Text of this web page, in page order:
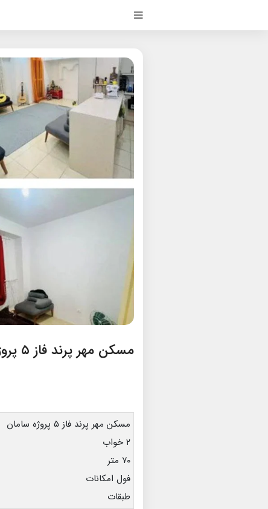
مسکن مهر پرند فاز ۵ پروژه سامان
مسکن مهر پرند فاز ۵ پروژه سامان
۲ خواب
۷۰ متر
فول امکانات
طبقات